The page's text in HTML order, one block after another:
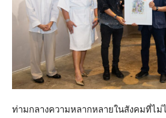
ท่ามกลางความหลากหลายในสังคมที่ไม่